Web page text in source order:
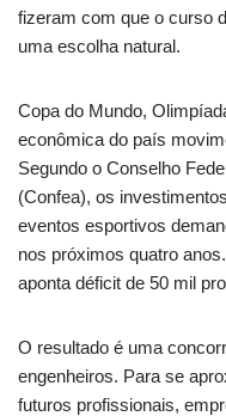
fizeram com que o curso
uma escolha natural.
Copa do Mundo,
econômica do país
Segundo o Conselho
(Confea), os
eventos esportivos
nos próximos quatro
aponta déficit de 50 mil
O resultado é uma
engenheiros. Para se
futuros profissionais,